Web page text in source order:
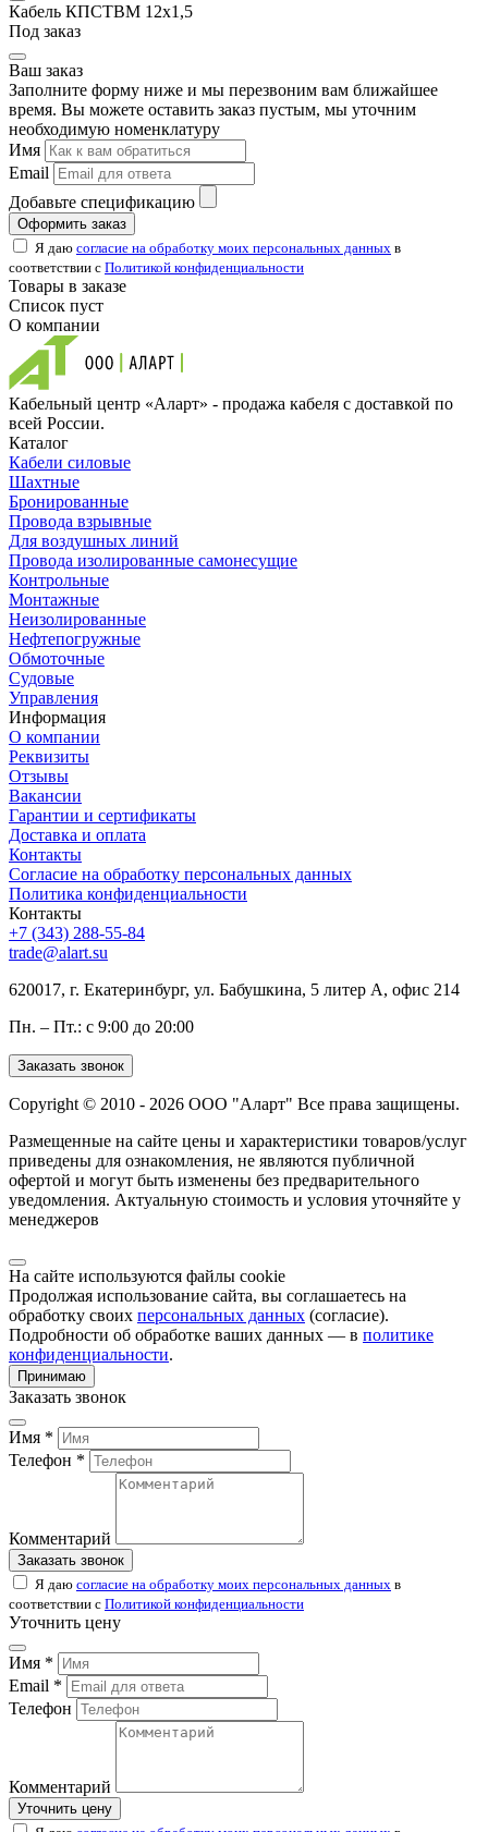
Кабель КПСТВМ 12х1,5
Под заказ
Ваш заказ
Заполните форму ниже и мы перезвоним вам ближайшее
время. Вы можете оставить заказ пустым, мы уточним
необходимую номенклатуру
Имя
Email
Добавьте спецификацию
Оформить заказ
Я даю согласие на обработку моих персональных данных в
соответствии с Политикой конфиденциальности
Товары в заказе
Список пуст
О компании
Кабельный центр «Аларт» - продажа кабеля с доставкой по
всей России.
Каталог
Кабели силовые
Шахтные
Бронированные
Провода взрывные
Для воздушных линий
Провода изолированные самонесущие
Контрольные
Монтажные
Неизолированные
Нефтепогружные
Обмоточные
Судовые
Управления
Информация
О компании
Реквизиты
Отзывы
Вакансии
Гарантии и сертификаты
Доставка и оплата
Контакты
Согласие на обработку персональных данных
Политика конфиденциальности
Контакты
+7 (343) 288-55-84
trade@alart.su
620017, г. Екатеринбург, ул. Бабушкина, 5 литер А, офис 214
Пн. – Пт.: с 9:00 до 20:00
Заказать звонок
Copyright © 2010 - 2026 ООО "Аларт" Все права защищены.
Размещенные на сайте цены и характеристики товаров/услуг
приведены для ознакомления, не являются публичной
офертой и могут быть изменены без предварительного
уведомления. Актуальную стоимость и условия уточняйте у
менеджеров
На сайте используются файлы cookie
Продолжая использование сайта, вы соглашаетесь на
обработку своих персональных данных (согласие).
Подробности об обработке ваших данных — в политике
конфиденциальности.
Принимаю
Заказать звонок
Имя *
Телефон *
Комментарий
Заказать звонок
Я даю согласие на обработку моих персональных данных в
соответствии с Политикой конфиденциальности
Уточнить цену
Имя *
Email *
Телефон
Комментарий
Уточнить цену